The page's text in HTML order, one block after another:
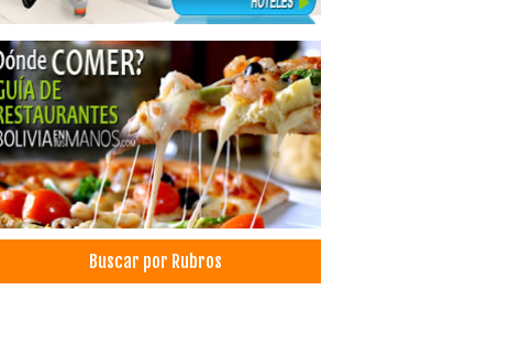
Instrumental e Insumos Médicos
Odontología: Equipos, Materiales
Almohadas
Artículos para el Hogar
Colchones
Fábrica de Colchones
Sommiers
Delivery
Restaurantes
Restaurantes: Churrasquerías
Restaurantes: Comida Criolla
Buscar por Rubros